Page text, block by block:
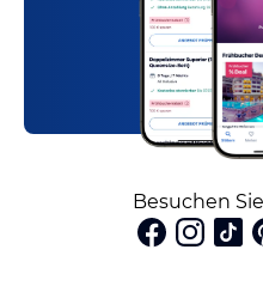
Besuchen